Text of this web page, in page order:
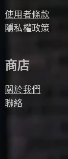
使用者條款
隱私權政策
商店
關於我們
聯絡